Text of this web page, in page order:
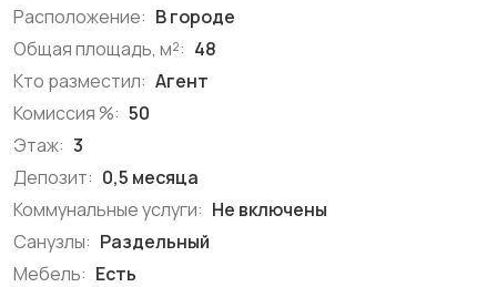
Расположение: В городе
Общая площадь, м²: 48
Кто разместил: Агент
Комиссия %: 50
Этаж: 3
Депозит: 0,5 месяца
Коммунальные услуги: Не включены
Санузлы: Раздельный
Мебель: Есть